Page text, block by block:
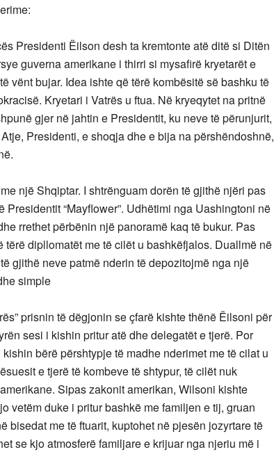
Presidenti Ëilson desh ta kremtonte atë ditë si Ditën
guverna amerikane i thirri si mysafirë kryetarët e
vënt bujar. Idea ishte që tërë kombësitë së bashku të
Kryetari i Vatrës u ftua. Në kryeqytet na pritnë
gjer në jahtin e Presidentit, ku neve të përunjurit,
Presidenti, e shoqja dhe e bija na përshëndoshnë,
një Shqiptar. I shtrënguam dorën të gjithë njëri pas
“Mayflower”. Udhëtimi nga Uashingtoni në
rrethet përbënin një panoramë kaq të bukur. Pas
dipllomatët me të cilët u bashkëfjalos. Duallmë në
gjithë neve patmë nderin të depozitojmë nga një
simple
prisnin të dëgjonin se çfarë kishte thënë Ëilsoni për
sesi i kishin pritur atë dhe delegatët e tjerë. Por
bërë përshtypje të madhe nderimet me të cilat u
e tjerë të kombeve të shtypur, të cilët nuk
Sipas zakonit amerikan, Wilsoni kishte
vetëm duke i pritur bashkë me familjen e tij, gruan
bisedat me të ftuarit, kuptohet në pjesën jozyrtare të
se kjo atmosferë familjare e krijuar nga njeriu më i